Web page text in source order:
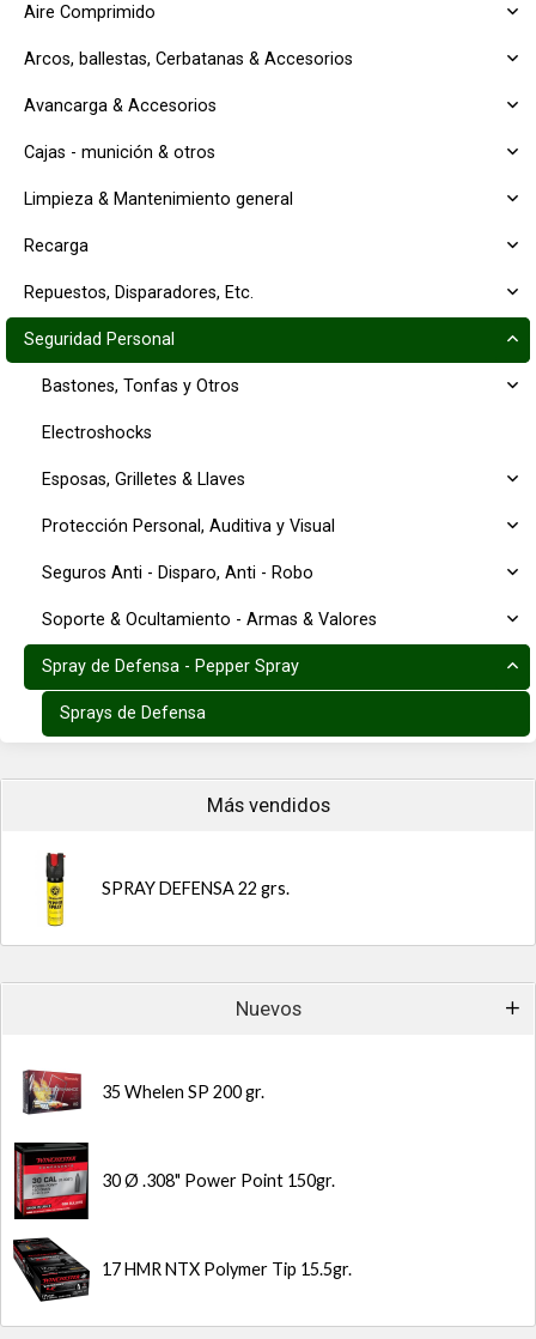
Aire Comprimido
Arcos, ballestas, Cerbatanas & Accesorios
Avancarga & Accesorios
Cajas - munición & otros
Limpieza & Mantenimiento general
Recarga
Repuestos, Disparadores, Etc.
Seguridad Personal
Bastones, Tonfas y Otros
Electroshocks
Esposas, Grilletes & Llaves
Protección Personal, Auditiva y Visual
Seguros Anti - Disparo, Anti - Robo
Soporte & Ocultamiento - Armas & Valores
Spray de Defensa - Pepper Spray
Sprays de Defensa
Más vendidos
SPRAY DEFENSA 22 grs.
Nuevos
35 Whelen SP 200 gr.
30 Ø .308" Power Point 150gr.
17 HMR NTX Polymer Tip 15.5gr.